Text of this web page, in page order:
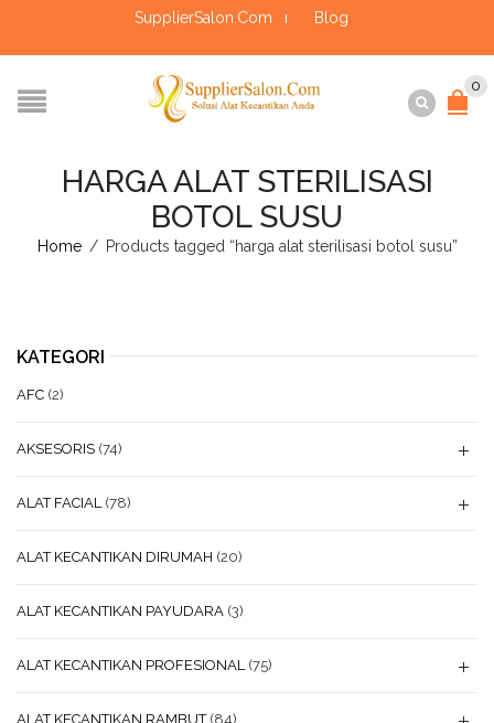
SupplierSalon.Com Blog
0
HARGA ALAT STERILISASI
BOTOL SUSU
Home / Products tagged “harga alat sterilisasi botol susu”
KATEGORI
AFC (2)
AKSESORIS (74)
ALAT FACIAL (78)
ALAT KECANTIKAN DIRUMAH (20)
ALAT KECANTIKAN PAYUDARA (3)
ALAT KECANTIKAN PROFESIONAL (75)
ALAT KECANTIKAN RAMBUT (84)